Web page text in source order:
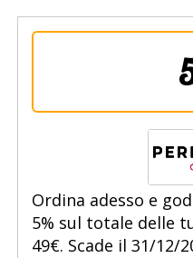
Ordina adesso e
5% sul totale delle
49€. Scade il 31/12/